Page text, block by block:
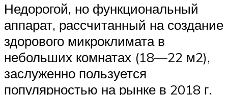
Недорогой, но функциональный
аппарат, рассчитанный на создание
здорового микроклимата в
небольших комнатах (18—22 м2),
заслуженно пользуется
популярностью на рынке в 2018 г.